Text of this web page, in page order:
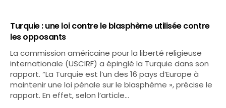
Turquie : une loi contre le blasphème utilisée contre
les opposants
La commission américaine pour la liberté religieuse
internationale (USCIRF) a épinglé la Turquie dans son
rapport. “La Turquie est l’un des 16 pays d’Europe à
maintenir une loi pénale sur le blasphème », précise le
rapport. En effet, selon l’article…